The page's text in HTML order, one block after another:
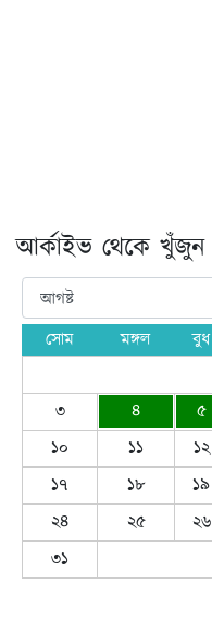
আর্কাইভ থেকে খুঁজুন
সোম মঙ্গল বুধ
৩
৪ ৫
১০
১১ ১২
১৭
১৮ ১৯
২৪
২৫ ২৬
৩১